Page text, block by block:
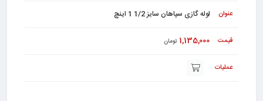
لوله گازی سپاهان سایز 1/2 1 اینچ
1,135,000 تومان